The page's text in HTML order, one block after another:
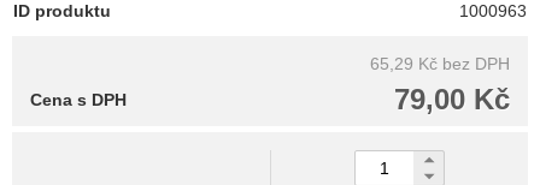
ID produktu 1000963
65,29 Kč bez DPH
79,00 Kč
Cena s DPH